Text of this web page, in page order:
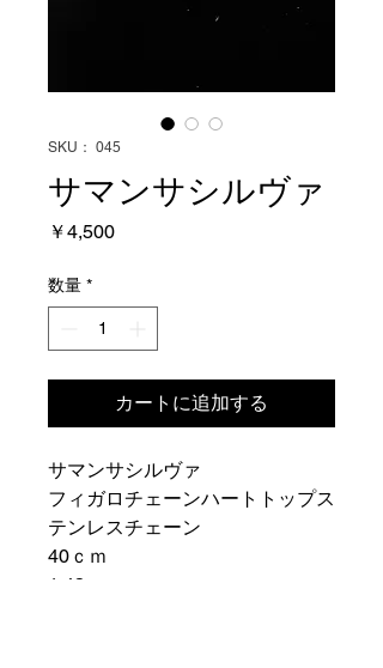
SKU： 045
サマンサシルヴァ
￥4,500価
数量 *
カートに追加する
サマンサシルヴァ
フィガロチェーンハートトップス
テンレスチェーン
40ｃｍ
1.43ｇ